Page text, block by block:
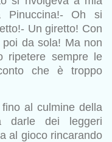
Oh si
Un giretto! Con
da sola! Ma non
ripetere sempre le
che è troppo
al culmine della
darle dei leggeri
al gioco rincarando